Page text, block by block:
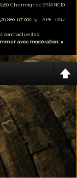
Chermignac (FRANCE)
880 117 000 19 - APE: 1101Z
contractuelles.
avec modération. ♦